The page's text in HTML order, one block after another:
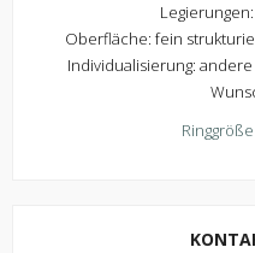
Legierungen:
Oberfläche: fein
Individualisierung: